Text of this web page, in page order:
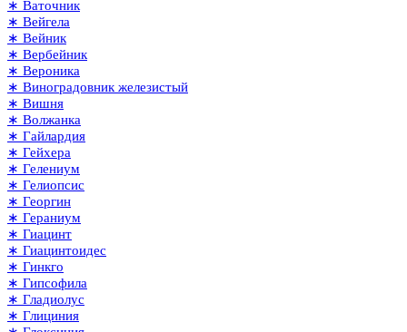
∗ Ваточник
∗ Вейгела
∗ Вейник
∗ Вербейник
∗ Вероника
∗ Виноградовник железистый
∗ Вишня
∗ Волжанка
∗ Гайлардия
∗ Гейхера
∗ Гелениум
∗ Гелиопсис
∗ Георгин
∗ Гераниум
∗ Гиацинт
∗ Гиацинтоидес
∗ Гинкго
∗ Гипсофила
∗ Гладиолус
∗ Глициния